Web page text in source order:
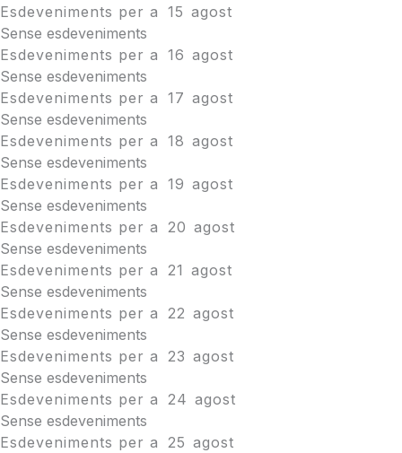
Esdeveniments per a 15 agost
Sense esdeveniments
Esdeveniments per a 16 agost
Sense esdeveniments
Esdeveniments per a 17 agost
Sense esdeveniments
Esdeveniments per a 18 agost
Sense esdeveniments
Esdeveniments per a 19 agost
Sense esdeveniments
Esdeveniments per a
20 agost
Sense esdeveniments
Esdeveniments per a
21 agost
Sense esdeveniments
Esdeveniments per a
22 agost
Sense esdeveniments
Esdeveniments per a
23 agost
Sense esdeveniments
Esdeveniments per a
24 agost
Sense esdeveniments
Esdeveniments per a
25 agost